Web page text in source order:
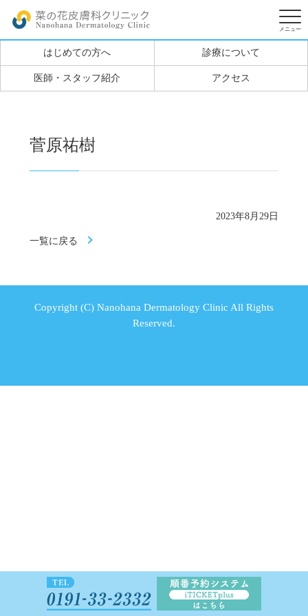
はじめての方へ 診療について
医師・スタッフ紹介 アクセス
菅原祐樹
2023年8月29日
一覧に戻る
Copyright (C) Nanohana Dermatology Clinic All Rights
Reserved.